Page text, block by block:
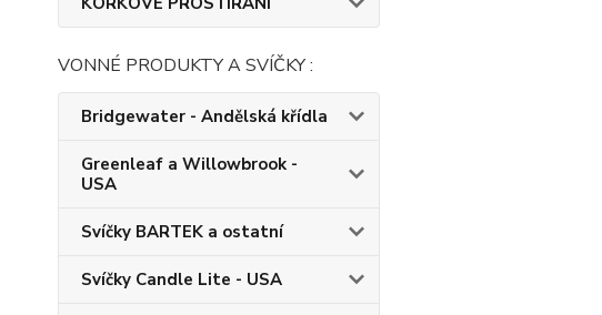
VONNÉ PRODUKTY A SVÍČKY :
Bridgewater - Andělská křídla
Greenleaf a Willowbrook -
USA
Svíčky BARTEK a ostatní
Svíčky Candle Lite - USA